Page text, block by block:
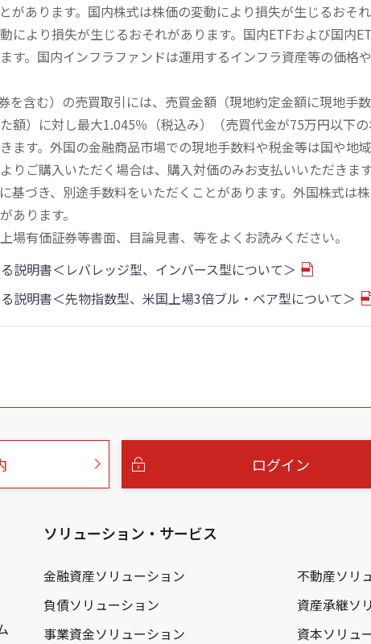
があります。国内株式は株価の変動により損失が生じるおそ
により損失が生じるおそれがあります。国内ETFおよび国内
す。国内インフラファンドは運用するインフラ資産等の価格
を含む）の売買取引には、売買金額（現地約定金額に現地手
額）に対し最大1.045％（税込み）（売買代金が75万円以下
ます。外国の金融商品市場での現地手数料や税金等は国や地
りご購入いただく場合は、購入対価のみお支払いいただきま
基づき、別途手数料をいただくことがあります。外国株式は
あります。
場有価証券等書面、目論見書、等をよくお読みください。
説明書＜レバレッジ型、インバース型について＞
説明書＜先物指数型、米国上場3倍ブル・ベア型について＞
ログイン
ソリューション・サービス
金融資産ソリューション 不動産ソリ
負債ソリューション
資産承継ソ
事業資金ソリューション
資本ソリュ